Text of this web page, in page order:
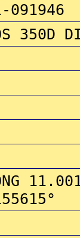
091946
350D